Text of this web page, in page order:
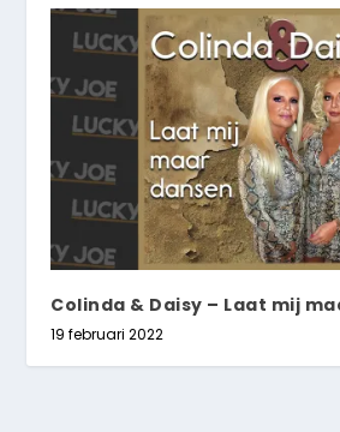
Colinda & Daisy – Laat mij
19 februari 2022